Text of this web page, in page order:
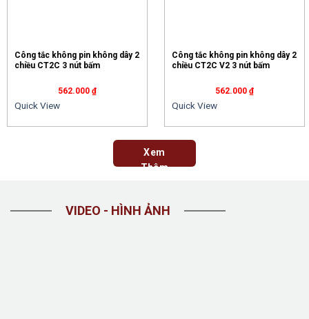
Công tắc không pin không dây 2
chiều CT2C 3 nút bấm
562.000 ₫
Quick View
Công tắc không pin không dây 2
chiều CT2C V2 3 nút bấm
562.000₫
Quick View
Xem
Thêm
VIDEO - HÌNH ẢNH